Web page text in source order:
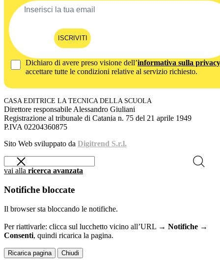
ISCRIVITI
Dichiaro di avere preso visione dell’informativa sulla privacy
accettare tutte le condizioni relative al servizio richiesto.
CASA EDITRICE LA TECNICA DELLA SCUOLA
Direttore responsabile Alessandro Giuliani
Registrazione al tribunale di Catania n. 75 del 21 aprile 1949
P.IVA 02204360875
Sito Web sviluppato da Digitrend S.r.l.
vai alla ricerca avanzata
Notifiche bloccate
Il browser sta bloccando le notifiche.
Per riattivarle: clicca sul lucchetto vicino all’URL → Notifiche →
Consenti, quindi ricarica la pagina.
Ricarica pagina Chiudi